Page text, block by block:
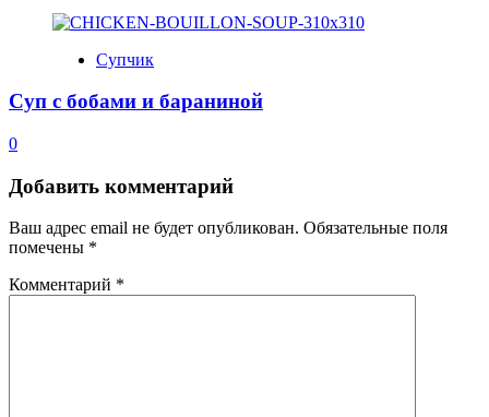
Супчик
Суп с бобами и бараниной
0
Добавить комментарий
Ваш адрес email не будет опубликован. Обязательные поля
помечены *
Комментарий *